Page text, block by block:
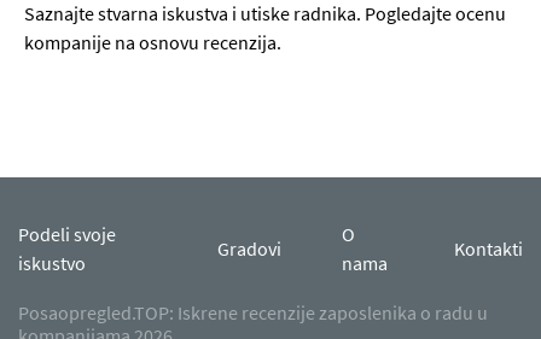
Saznajte stvarna iskustva i utiske radnika. Pogledajte ocenu
kompanije na osnovu recenzija.
Podeli svoje
iskustvo
Gradovi
O
nama
Kontakti
Posaopregled.TOP: Iskrene recenzije zaposlenika o radu u